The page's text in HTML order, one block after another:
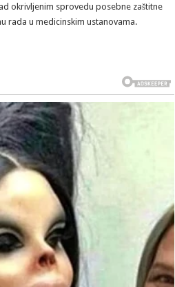
okrivljenim sprovedu posebne zaštitne
rada u medicinskim ustanovama.